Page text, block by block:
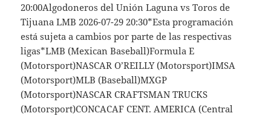
20:00Algodoneros del Unión Laguna vs Toros de
Tijuana LMB 2026-07-29 20:30*Esta programación
está sujeta a cambios por parte de las respectivas
ligas*LMB (Mexican Baseball)Formula E
(Motorsport)NASCAR O’REILLY (Motorsport)IMSA
(Motorsport)MLB (Baseball)MXGP
(Motorsport)NASCAR CRAFTSMAN TRUCKS
(Motorsport)CONCACAF CENT. AMERICA (Central